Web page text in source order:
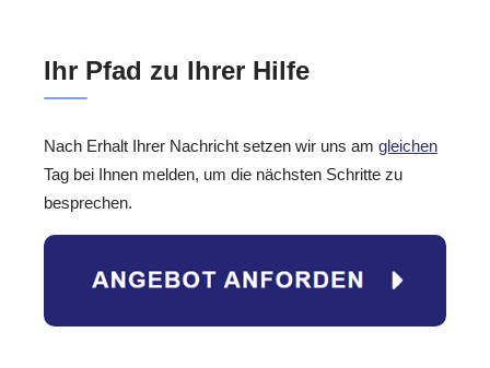
Ihr Pfad zu Ihrer Hilfe
Nach Erhalt Ihrer Nachricht setzen wir uns am gleichen
Tag bei Ihnen melden, um die nächsten Schritte zu
besprechen.